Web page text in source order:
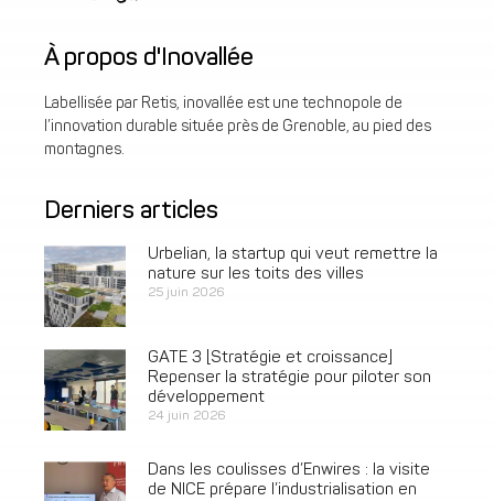
À propos d'Inovallée
Labellisée par Retis, inovallée est une technopole de
l’innovation durable située près de Grenoble, au pied des
montagnes.
Derniers articles
Urbelian, la startup qui veut remettre la
nature sur les toits des villes
25 juin 2026
GATE 3 [Stratégie et croissance]
Repenser la stratégie pour piloter son
développement
24 juin 2026
Dans les coulisses d’Enwires : la visite
de NICE prépare l’industrialisation en